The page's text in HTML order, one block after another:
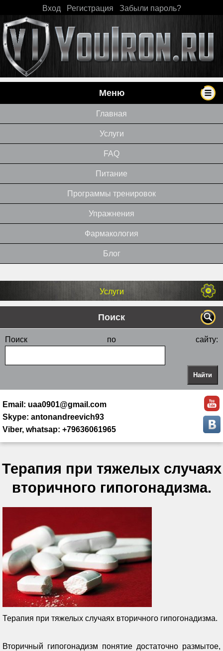
Вход Регистрация Забыли пароль?
Меню
Главная
Услуги
FAQ
Питание
Программы тренировок
Упражнения
Фармакология
Блог
Услуги
Поиск
Поиск по сайту:
Email: uaa0901@gmail.com
Skype: antonandreevich93
Viber, whatsap: +79636061965
Терапия при тяжелых случаях
вторичного гипогонадизма.
Терапия при тяжелых случаях вторичного гипогонадизма.
Вторичный гипогонадизм понятие достаточно размытое,